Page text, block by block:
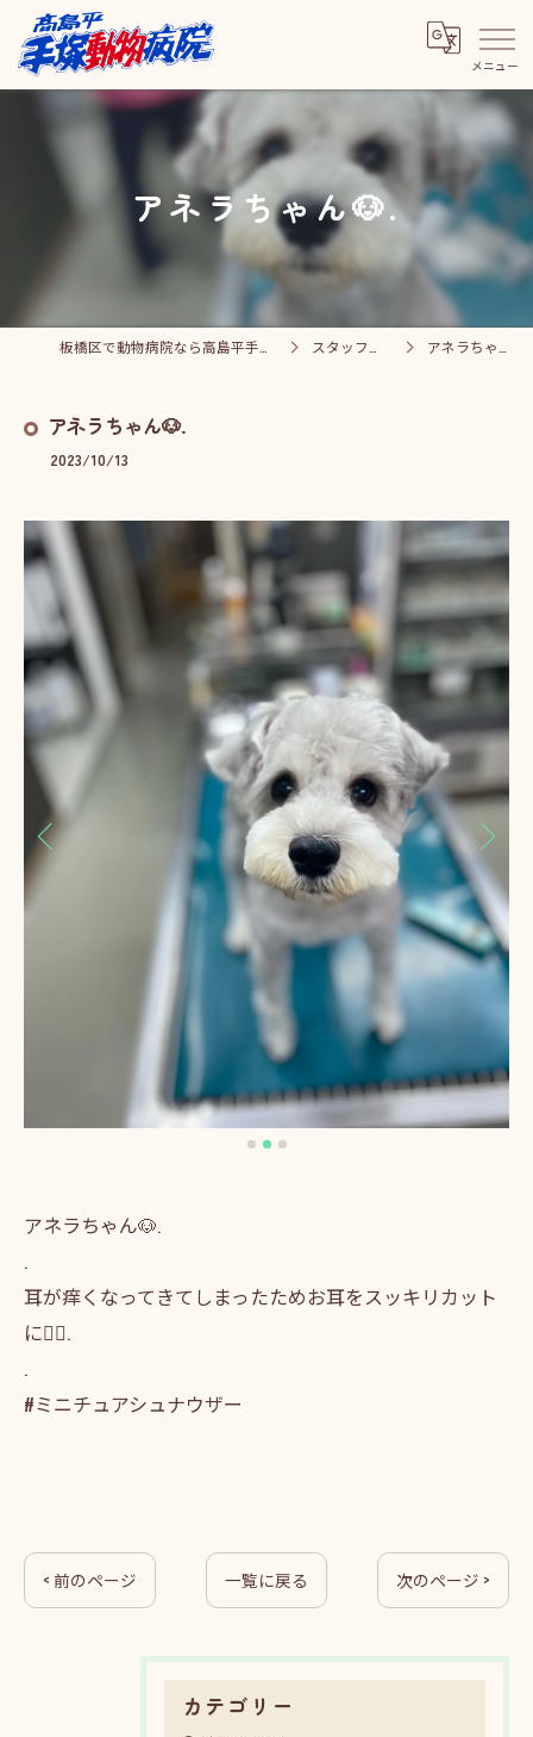
アネラちゃん🐶.
スタッフブログ アネラちゃん🐶.
アネラちゃん🐶.
2023/10/13
アネラちゃん🐶.
.
耳が痒くなってきてしまったためお耳をスッキリカット
に💇‍♀️.
.
#ミニチュアシュナウザー
< 前のページ 一覧に戻る 次のページ >
カテゴリー